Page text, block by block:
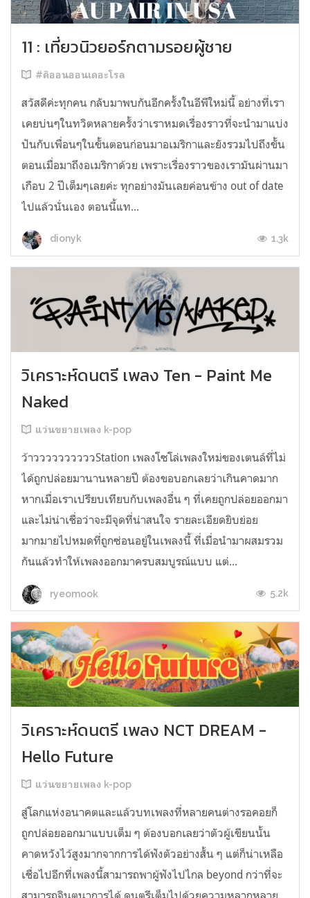
11 : เที่ยวนิวยอร์กตามรอยผู้ชาย
#ดิออนออนเดอะโรล
สวัสดีค่ะทุกคน กลับมาพบกันอีกครั้งในอีพีใหม่นี้ อย่างที่เรา
เคยบ่นๆในทวิตหลายครั้งว่าเราหมดเรื่องราวที่จะนำมาแบ่ง
ปันกับเพื่อนๆในขั้นตอนก่อนมาอเมริกาและยังรวมไปถึงขั้น
ตอนเมื่อมาถึงอเมริกาด้วย เพราะเรื่องราวของเรามันผ่านมา
เกือบ 2 ปีเต็มๆเลยค่ะ ทุกอย่างมันเลยค่อนข้าง out of date
ไปแล้วนั่นเอง ตอนนี้แท...
dionyk 1.3k
วิเคราะห์ดนตรี เพลง Ten - Paint Me
Naked
แว่นขยายเพลง k-pop
ว้าววววววววววStation เพลงโซโล่เพลงใหม่ของเตนล์ที่ไม่
ได้ถูกปล่อยมานานหลายปี ต้องขอบอกเลยว่าเกินคาดมาก
หากเมื่อเราเปรียบเทียบกับเพลงอื่น ๆ ที่เคยถูกปล่อยออกมา
และไม่น่าเชื่อว่าจะมีจุดที่น่าสนใจ รายละเอียดยิบย่อย
มากมายไปหมดที่ถูกซ่อนอยู่ในเพลงนี้ ที่เมื่อนำมาผสมรวม
กันแล้วทำให้เพลงออกมาครบสมบูรณ์แบบ แต่...
ryeomook 5.2k
วิเคราะห์ดนตรี เพลง NCT DREAM -
Hello Future
แว่นขยายเพลง k-pop
สู่โลกแห่งอนาคตและแล้วบทเพลงที่หลายคนต่างรอคอยก็
ถูกปล่อยออกมาแบบเต็ม ๆ ต้องบอกเลยว่าตัวผู้เขียนนั้น
คาดหวังไว้สูงมากจากการได้ฟังตัวอย่างสั้น ๆ แต่ก็น่าเหลือ
เชื่อไปอีกที่เพลงนี้สามารถพาผู้ฟังไปไกล beyond กว่าที่จะ